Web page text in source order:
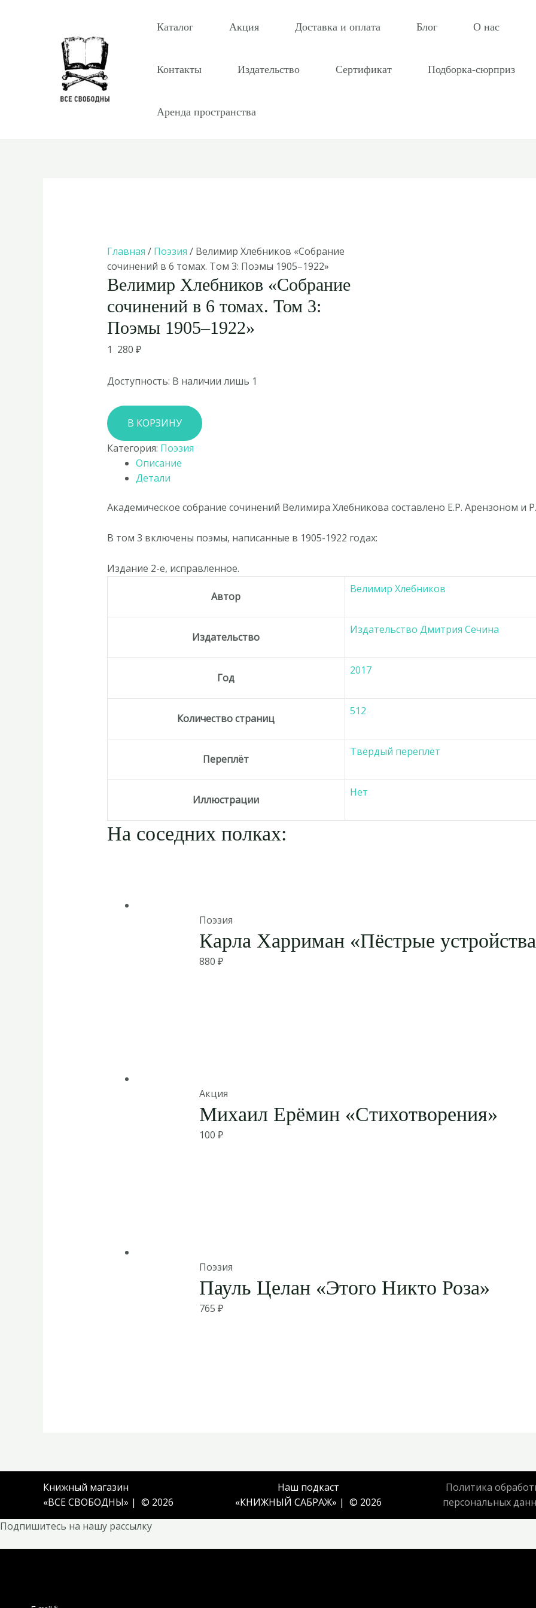
содержимому
Каталог Акция Доставка и оплата Блог О нас
Контакты Издательство Сертификат Подборка-сюрприз
Аренда пространства
Главная / Поэзия / Велимир Хлебников «Собрание
сочинений в 6 томах. Том 3: Поэмы 1905–1922»
Велимир Хлебников «Собрание
сочинений в 6 томах. Том 3:
Поэмы 1905–1922»
1 280 ₽
Доступность: В наличии лишь 1
Количество
товара
Велимир
Хлебников
«Собрание
сочинений
в
томах.
3:
Поэмы
В КОРЗИНУ
Категория: Поэзия
Описание
Детали
Академическое собрание сочинений Велимира Хлебникова составлено Е.Р. Арензоном и
В том 3 включены поэмы, написанные в 1905-1922 годах:
Издание 2-е, исправленное.
Автор
Велимир Хлебников
Издательство
Издательство Дмитрия Сечина
Год
2017
Количество страниц
512
Переплёт
Твёрдый переплёт
Иллюстрации
Нет
На соседних полках:
Поэзия
Карла Харриман «Пёстрые
880₽
Акция
Михаил Ерёмин «Стихотворения»
100₽
Поэзия
Пауль Целан «Этого Никто Роза»
765₽
Книжный магазин
«ВСЕ СВОБОДНЫ» | © 2026
Наш подкаст
«КНИЖНЫЙ САБРАЖ» | © 2026
Политика
персональных
Подпишитесь на нашу рассылку